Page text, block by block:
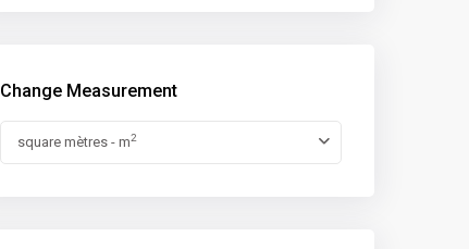
Change Measurement
square mètres - m2